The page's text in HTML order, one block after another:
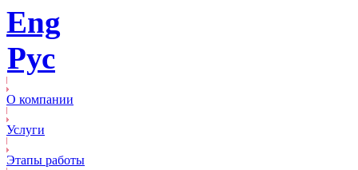
Eng
Рус
О компании
Услуги
Этапы работы